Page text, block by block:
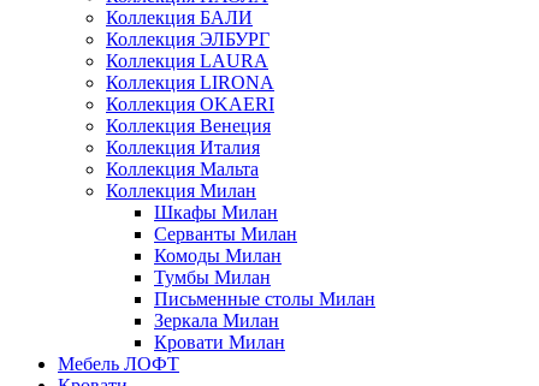
Коллекция БАЛИ
Коллекция ЭЛБУРГ
Коллекция LAURA
Коллекция LIRONA
Коллекция OKAERI
Коллекция Венеция
Коллекция Италия
Коллекция Мальта
Коллекция Милан
Шкафы Милан
Серванты Милан
Комоды Милан
Тумбы Милан
Письменные столы Милан
Зеркала Милан
Кровати Милан
Мебель ЛОФТ